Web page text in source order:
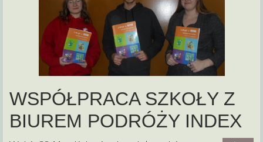
WSPÓŁPRACA SZKOŁY Z
BIUREM PODRÓŻY INDEX